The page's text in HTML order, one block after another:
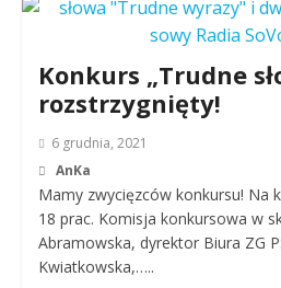
Konkurs „Trudne
rozstrzygnięty!
6 grudnia, 2021
AnKa
Mamy zwycięzców konkursu! Na
18 prac. Komisja konkursowa w
Abramowska, dyrektor Biura ZG
Kwiatkowska,…..